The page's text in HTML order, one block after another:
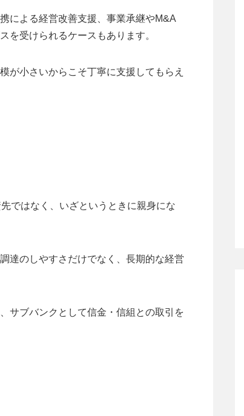
による経営改善支援、事業承継やM&A
を受けられるケースもあります。
が小さいからこそ丁寧に支援してもらえ
ではなく、いざというときに親身にな
達のしやすさだけでなく、長期的な経営
サブバンクとして信金・信組との取引を